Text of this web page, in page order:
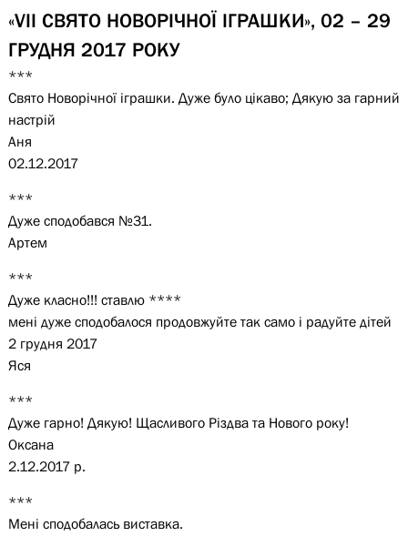
«VII СВЯТО НОВОРІЧНОЇ ІГРАШКИ», 02 – 29
ГРУДНЯ 2017 РОКУ
***
Свято Новорічної іграшки. Дуже було цікаво; Дякую за гарний
настрій
Аня
02.12.2017
***
Дуже сподобався №31.
Артем
***
Дуже класно!!! ставлю ****
мені дуже сподобалося продовжуйте так само і радуйте дітей
2 грудня 2017
Яся
***
Дуже гарно! Дякую! Щасливого Різдва та Нового року!
Оксана
2.12.2017 р.
***
Мені сподобалась виставка.